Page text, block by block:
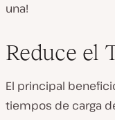
una!
Reduce el
El principal
tiempos de carga